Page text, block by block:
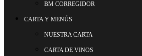
BM CORREGIDOR
CARTA Y MENÚS
NUESTRA CARTA
CARTA DE VINOS